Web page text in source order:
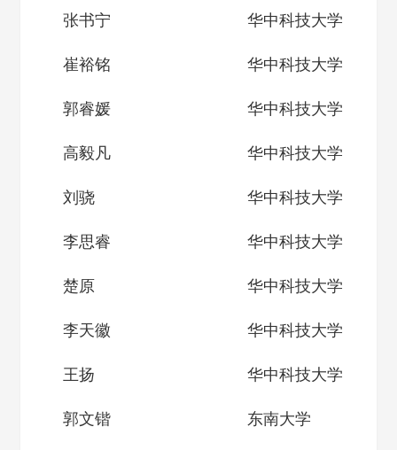
张书宁 华中科技大学
崔裕铭 华中科技大学
郭睿媛 华中科技大学
高毅凡 华中科技大学
刘骁 华中科技大学
李思睿 华中科技大学
楚原 华中科技大学
李天徽 华中科技大学
王扬 华中科技大学
郭文锴 东南大学